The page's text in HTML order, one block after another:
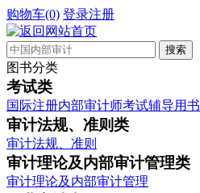
购物车(0) 登录注册
图书分类
考试类
国际注册内部审计师考试辅导用书
审计法规、准则类
审计法规、准则
审计理论及内部审计管理类
审计理论及内部审计管理